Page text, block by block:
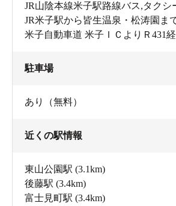
JR山陰本線米子駅路線バス,タクシ
JR米子駅から皆生温泉・松涛園ま
米子自動車道 米子ＩＣよりＲ431
駐車場
あり（無料）
近くの駅情報
東山公園駅 (3.1km)
後藤駅 (3.4km)
富士見町駅 (3.4km)